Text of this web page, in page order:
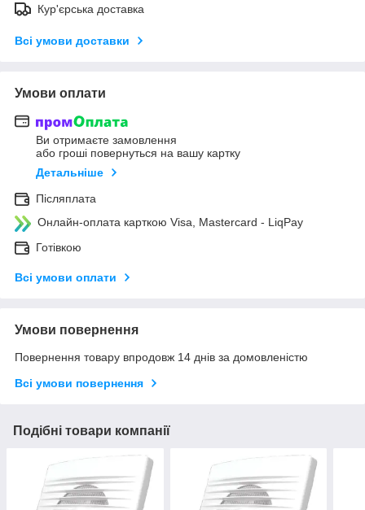
Кур'єрська доставка
Всі умови доставки
Умови оплати
Ви отримаєте замовлення
або гроші повернуться на вашу картку
Детальніше
Післяплата
Онлайн-оплата карткою Visa, Mastercard - LiqPay
Готівкою
Всі умови оплати
Умови повернення
Повернення товару впродовж 14 днів за домовленістю
Всі умови повернення
Подібні товари компанії